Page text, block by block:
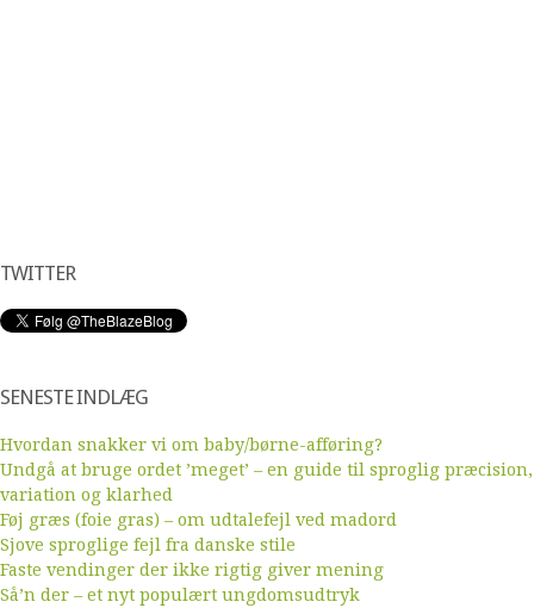
TWITTER
SENESTE INDLÆG
Hvordan snakker vi om baby/børne-afføring?
Undgå at bruge ordet ’meget’ – en guide til sproglig præcision,
variation og klarhed
Føj græs (foie gras) – om udtalefejl ved madord
Sjove sproglige fejl fra danske stile
Faste vendinger der ikke rigtig giver mening
Så’n der – et nyt populært ungdomsudtryk